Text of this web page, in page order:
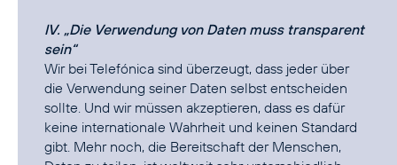
IV. „Die Verwendung von Daten muss transparent
sein“
Wir bei Telefónica sind überzeugt, dass jeder über
die Verwendung seiner Daten selbst entscheiden
sollte. Und wir müssen akzeptieren, dass es dafür
keine internationale Wahrheit und keinen Standard
gibt. Mehr noch, die Bereitschaft der Menschen,